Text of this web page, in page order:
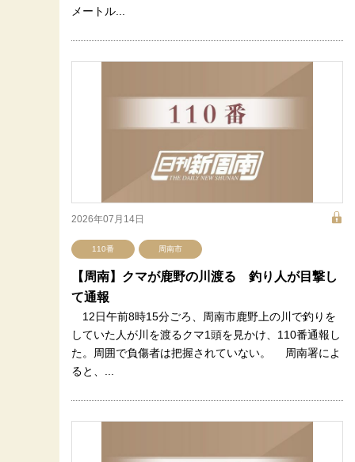
メートル...
2026年07月14日
110番 周南市
【周南】クマが鹿野の川渡る 釣り人が目撃し
て通報
12日午前8時15分ごろ、周南市鹿野上の川で釣りを
していた人が川を渡るクマ1頭を見かけ、110番通報し
た。周囲で負傷者は把握されていない。 周南署によ
ると、...